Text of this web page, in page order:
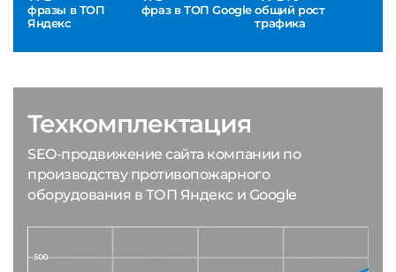
фразы в ТОП
Яндекс
фраз в ТОП Google общий рост
трафика
Техкомплектация
SEO-продвижение сайта компании по
производству противопожарного
оборудования в ТОП Яндекс и Google